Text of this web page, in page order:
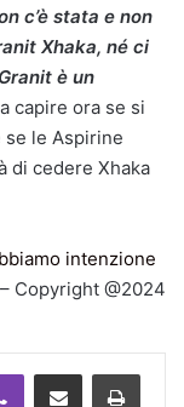
c’è stata e non
Xhaka, né ci
è un
capire ora se si
le Aspirine
di cedere Xhaka
intenzione
Copyright @2024